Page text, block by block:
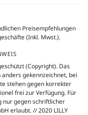
Preisempfehlungen
(Inkl. Mwst.).
(Copyright). Das
gekennzeichnet, bei
stehen gegen korrekter
frei zur Verfügung. Für
nur gegen schriftlicher
erlaubt. // 2020 LILLY